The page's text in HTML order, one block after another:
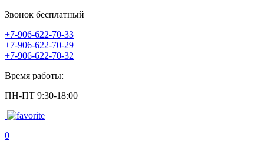
Звонок бесплатный
+7-906-622-70-33
+7-906-622-70-29
+7-906-622-70-32
Время работы:
ПН-ПТ 9:30-18:00
0